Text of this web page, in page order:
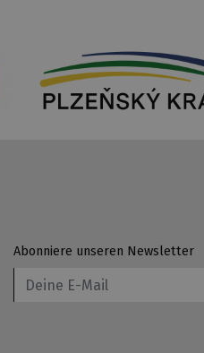
Abonniere unseren Newsletter